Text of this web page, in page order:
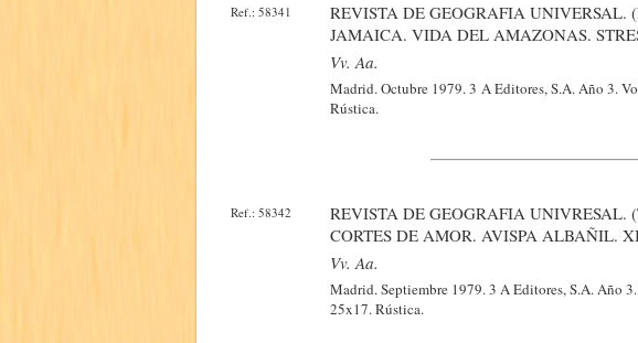
Ref.: 58341
REVISTA DE GEOGRAFIA
JAMAICA. VIDA DEL AMAZONAS.
Vv. Aa.
Madrid. Octubre 1979. 3 A Editores, S.A. Año 3.
Rústica.
Ref.: 58342
REVISTA DE GEOGRAFIA UNIVRESAL.
CORTES DE AMOR. AVISPA ALBAÑIL.
Vv. Aa.
Madrid. Septiembre 1979. 3 A Editores, S.A. Año
25x17. Rústica.